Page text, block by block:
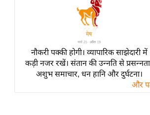
व्रत
त्योहार
राशिफल
विशेष
नौकरी पक्की होगी। व्यापारिक साझेदारी में
कड़ी नजर रखें। संतान की उन्नति से
अशुभ समाचार, धन हानि और दुर्घटना।
और